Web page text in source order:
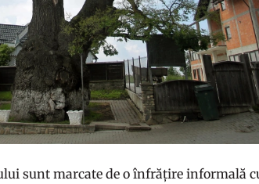
sunt marcate de o înfrățire informală